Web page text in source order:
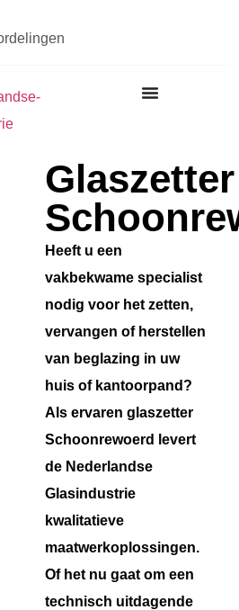
Glaszetter
Heeft u een
vakbekwame specialist
nodig voor het zetten,
vervangen of herstellen
van beglazing in uw
huis of kantoorpand?
Als ervaren glaszetter
Schoonrewoerd levert
de Nederlandse
Glasindustrie
kwalitatieve
maatwerkoplossingen.
Of het nu gaat om een
technisch uitdagende